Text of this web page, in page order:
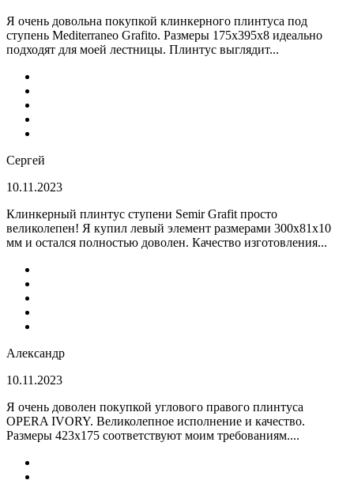
Я очень довольна покупкой клинкерного плинтуса под
ступень Mediterraneo Grafito. Размеры 175х395х8 идеально
подходят для моей лестницы. Плинтус выглядит...
Сергей
10.11.2023
Клинкерный плинтус ступени Semir Grafit просто
великолепен! Я купил левый элемент размерами 300х81х10
мм и остался полностью доволен. Качество изготовления...
Александр
10.11.2023
Я очень доволен покупкой углового правого плинтуса
OPERA IVORY. Великолепное исполнение и качество.
Размеры 423х175 соответствуют моим требованиям....